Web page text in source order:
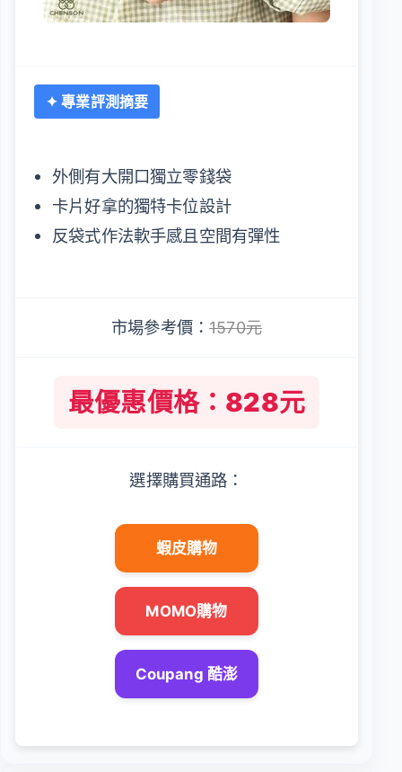
✦ 專業評測摘要
外側有大開口獨立零錢袋
卡片好拿的獨特卡位設計
反袋式作法軟手感且空間有彈性
市場參考價：1570元
最優惠價格：828元
選擇購買通路：
蝦皮購物
MOMO購物
Coupang 酷澎